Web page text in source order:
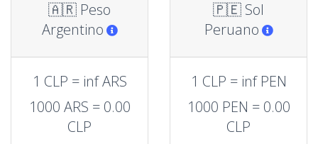
🇦🇷 Peso
Argentino
1 CLP = inf ARS
1000 ARS = 0.00
CLP
🇵🇪 Sol
Peruano
1 CLP = inf PEN
1000 PEN = 0.00
CLP